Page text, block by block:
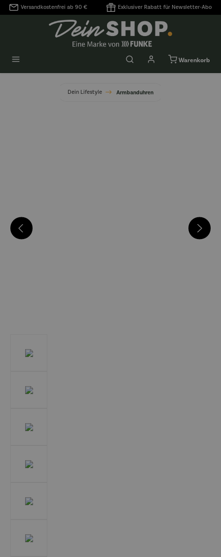
springen
Versandkostenfrei ab 90 € Exklusiver Rabatt für Newsletter-Abo
Warenkorb
Dein Lifestyle Armbanduhren